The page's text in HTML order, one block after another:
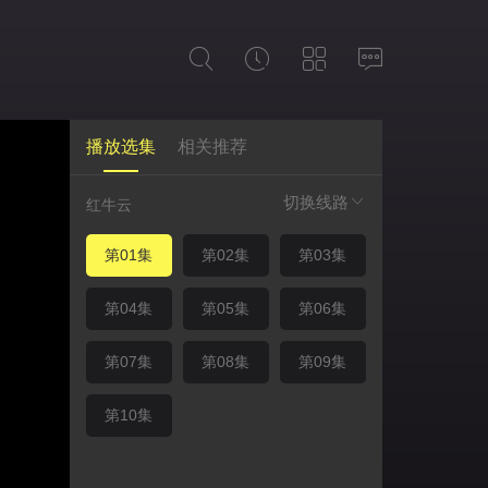
播放选集 相关推荐
切换线路
红牛云
第01集 第02集 第03集
第04集 第05集 第06集
第07集 第08集 第09集
第10集